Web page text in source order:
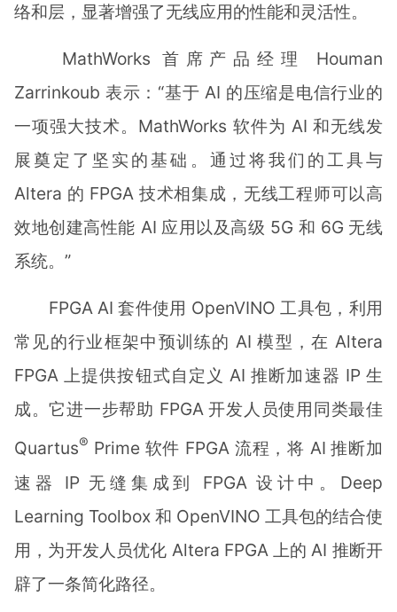
络和层，显著增强了无线应用的性能和灵活性。
MathWorks 首席产品经理 Houman
Zarrinkoub 表示：“基于 AI 的压缩是电信行业的
一项强大技术。MathWorks 软件为 AI 和无线发
展奠定了坚实的基础。通过将我们的工具与
Altera 的 FPGA 技术相集成，无线工程师可以高
效地创建高性能 AI 应用以及高级 5G 和 6G 无线
系统。”
FPGA AI 套件使用 OpenVINO 工具包，利用
常见的行业框架中预训练的 AI 模型，在 Altera
FPGA 上提供按钮式自定义 AI 推断加速器 IP 生
成。它进一步帮助 FPGA 开发人员使用同类最佳
Quartus® Prime 软件 FPGA 流程，将 AI 推断加
速器 IP 无缝集成到 FPGA 设计中。Deep
Learning Toolbox 和 OpenVINO 工具包的结合使
用，为开发人员优化 Altera FPGA 上的 AI 推断开
辟了一条简化路径。